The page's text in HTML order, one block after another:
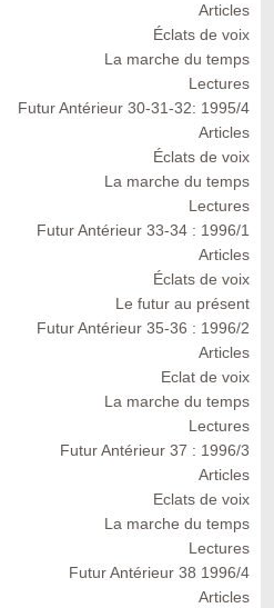
Articles
Éclats de voix
La marche du temps
Lectures
Futur Antérieur 30-31-32: 1995/4
Articles
Éclats de voix
La marche du temps
Lectures
Futur Antérieur 33-34 : 1996/1
Articles
Éclats de voix
Le futur au présent
Futur Antérieur 35-36 : 1996/2
Articles
Eclat de voix
La marche du temps
Lectures
Futur Antérieur 37 : 1996/3
Articles
Eclats de voix
La marche du temps
Lectures
Futur Antérieur 38 1996/4
Articles